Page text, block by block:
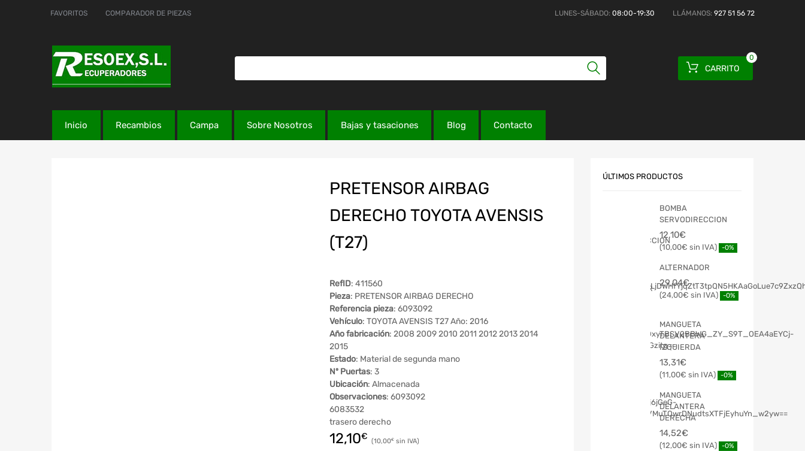
FAVORITOS COMPARADOR DE PIEZAS LUNES-SÁBADO: 08:00-19:30 LLÁMANOS: 927 51 56 72
CARRITO
0
Inicio Recambios Campa Sobre Nosotros Bajas y tasaciones Blog Contacto
PRETENSOR AIRBAG
DERECHO TOYOTA AVENSIS
(T27)
RefID: 411560
Pieza: PRETENSOR AIRBAG DERECHO
Referencia pieza: 6093092
Vehículo: TOYOTA AVENSIS T27 Año: 2016
Año fabricación: 2008 2009 2010 2011 2012 2013 2014
2015
Estado: Material de segunda mano
Nº Puertas: 3
Ubicación: Almacenada
Observaciones: 6093092
6083532
trasero derecho
12,10€ 10,00€
ÚLTIMOS PRODUCTOS
BOMBA
SERVODIRECCION
12,10€
10,00€ -0%
ALTERNADOR
29,04€
24,00€ -0%
MANGUETA
DELANTERA
IZQUIERDA
13,31€
11,00€ -0%
MANGUETA
DELANTERA
DERECHA
14,52€
12,00€ -0%